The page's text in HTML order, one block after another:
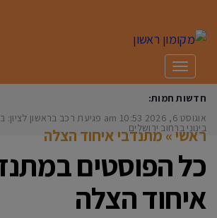
תפריט
חדשות חמות:
אוגוסט 6, 2026
10:53 am
בינוני ברחוב ירושלים
ראשי»מתנדבי איחוד הצלה
כל הפוסטים ב
איחוד הצלה